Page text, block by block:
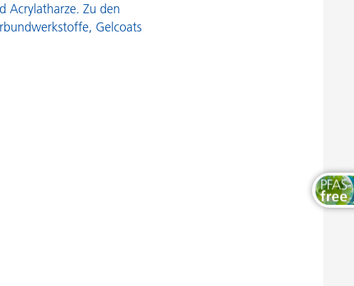
Acrylatharze. Zu den
Gelcoats